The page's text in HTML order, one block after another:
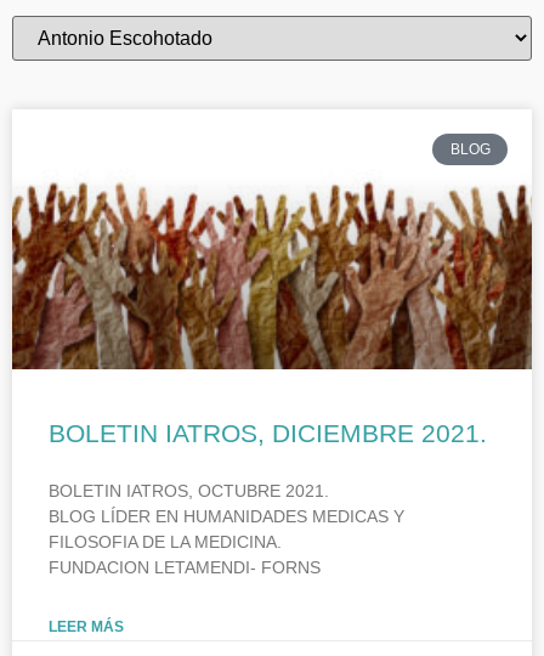
BLOG
BOLETIN IATROS, DICIEMBRE 2021.
BOLETIN IATROS, OCTUBRE 2021.
BLOG LÍDER EN HUMANIDADES MEDICAS Y
FILOSOFIA DE LA MEDICINA.
FUNDACION LETAMENDI- FORNS
LEER MÁS